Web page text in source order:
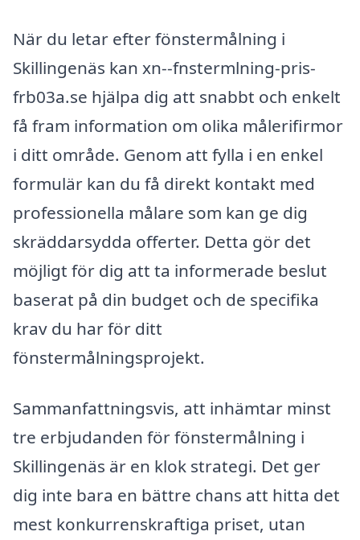
När du letar efter fönstermålning i
Skillingenäs kan xn--fnstermlning-pris-
frb03a.se hjälpa dig att snabbt och enkelt
få fram information om olika målerifirmor
i ditt område. Genom att fylla i en enkel
formulär kan du få direkt kontakt med
professionella målare som kan ge dig
skräddarsydda offerter. Detta gör det
möjligt för dig att ta informerade beslut
baserat på din budget och de specifika
krav du har för ditt
fönstermålningsprojekt.
Sammanfattningsvis, att inhämtar minst
tre erbjudanden för fönstermålning i
Skillingenäs är en klok strategi. Det ger
dig inte bara en bättre chans att hitta det
mest konkurrenskraftiga priset, utan